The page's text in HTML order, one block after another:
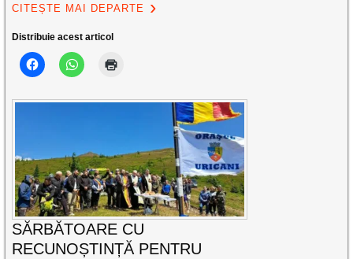
CITEȘTE MAI DEPARTE
Distribuie acest articol
SĂRBĂTOARE CU
RECUNOȘTINȚĂ PENTRU